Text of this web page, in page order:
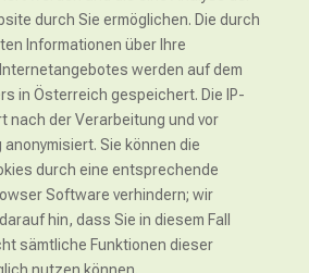
durch Sie ermöglichen. Die durch
Informationen über Ihre
werden auf dem
in Österreich gespeichert. Die IP-
nach der Verarbeitung und vor
Sie können die
durch eine entsprechende
Software verhindern; wir
hin, dass Sie in diesem Fall
sämtliche Funktionen dieser
nutzen können.